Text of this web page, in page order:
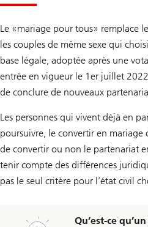
Le «mariage pour tous» remplace
les couples de même sexe qui
base légale, adoptée après une
entrée en vigueur le 1er juillet
de conclure de nouveaux
Les personnes qui vivent déjà en
poursuivre, le convertir en mariage
de convertir ou non le partenariat
tenir compte des différences
pas le seul critère pour l’état civil
Qu’est-ce